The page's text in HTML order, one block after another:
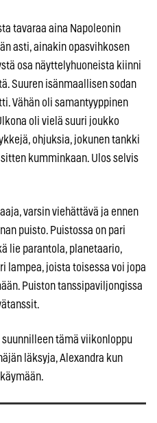
tavaraa aina Napoleonin
asti, ainakin opasvihkosen
osa näyttelyhuoneista kiinni
Suuren isänmaallisen sodan
Vähän oli samantyyppinen
oli vielä suuri joukko
ohjuksia, jokunen tankki
kumminkaan. Ulos selvis
varsin viehättävä ja ennen
puisto. Puistossa on pari
lie parantola, planetaario,
lampea, joista toisessa voi jopa
Puiston tanssipaviljongissa
tämä viikonloppu
läksyja, Alexandra kun